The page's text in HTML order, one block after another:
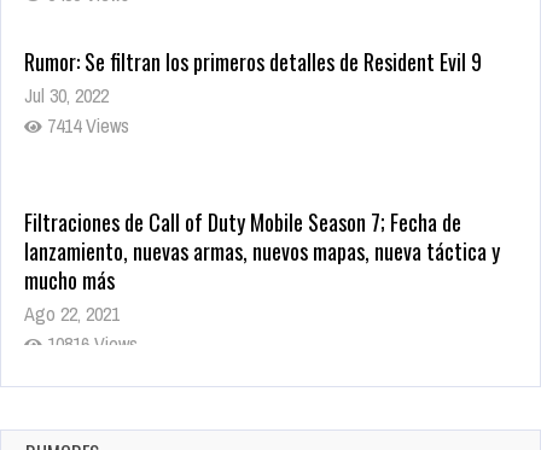
Rumor: Se filtran los primeros detalles de Resident Evil 9
Jul 30, 2022
7414 Views
Filtraciones de Call of Duty Mobile Season 7; Fecha de
lanzamiento, nuevas armas, nuevos mapas, nueva táctica y
mucho más
Ago 22, 2021
10816 Views
La configuración de Call of Duty 2021 aparentemente ya fue